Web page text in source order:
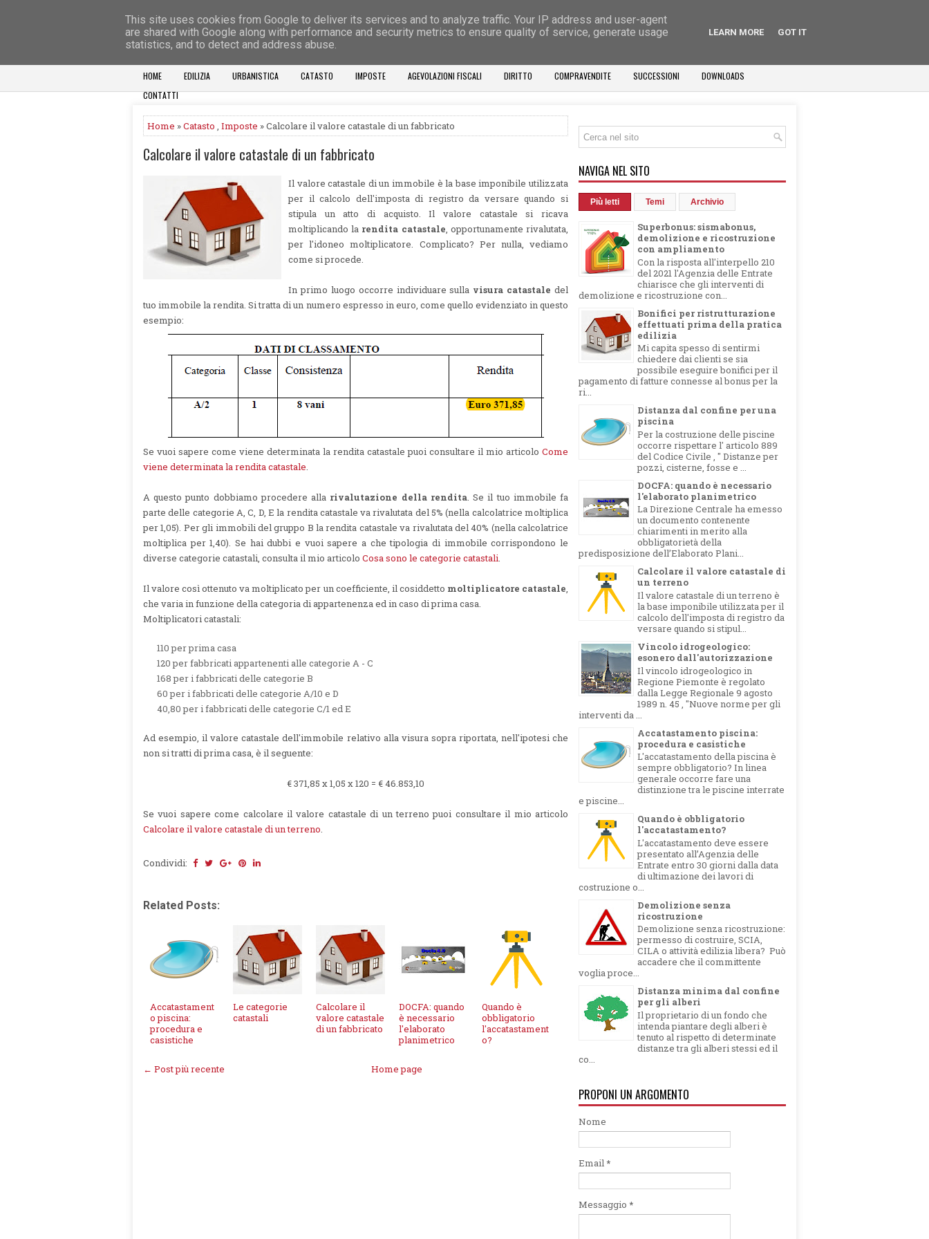
HOME EDILIZIA URBANISTICA CATASTO IMPOSTE AGEVOLAZIONI FISCALI DIRITTO COMPRAVENDITE SUCCESSIONI
DOWNLOADS
CONTATTI
Home »Catasto , Imposte » Calcolare il valore catastale di un fabbricato
Calcolare il valore catastale di un fabbricato
Il valore catastale di un immobile è la base imponibile utilizzata
per il calcolo dell'imposta di registro da versare quando si
stipula un atto di acquisto. Il valore catastale si ricava
moltiplicando la rendita catastale, opportunamente rivalutata,
per l'idoneo moltiplicatore. Complicato? Per nulla, vediamo
come si procede.
In primo luogo occorre individuare sulla visura catastale del
tuo immobile la rendita. Si tratta di un numero espresso in euro, come quello evidenziato in questo
esempio:
Se vuoi sapere come viene determinata la rendita catastale puoi consultare il mio articolo Come
viene determinata la rendita catastale.
A questo punto dobbiamo procedere alla rivalutazione della rendita. Se il tuo immobile fa
parte delle categorie A, C, D, E la rendita catastale va rivalutata del 5% (nella calcolatrice moltiplica
per 1,05). Per gli immobili del gruppo B la rendita catastale va rivalutata del 40% (nella calcolatrice
moltiplica per 1,40). Se hai dubbi e vuoi sapere a che tipologia di immobile corrispondono le
diverse categorie catastali, consulta il mio articolo Cosa sono le categorie catastali.
Il valore così ottenuto va moltiplicato per un coefficiente, il cosiddetto moltiplicatore catastale,
che varia in funzione della categoria di appartenenza ed in caso di prima casa.
Moltiplicatori catastali:
110 per prima casa
120 per fabbricati appartenenti alle categorie A - C
168 per i fabbricati delle categorie B
60 per i fabbricati delle categorie A/10 e D
40,80 per i fabbricati delle categorie C/1 ed E
Ad esempio, il valore catastale dell'immobile relativo alla visura sopra riportata, nell'ipotesi che
non si tratti di prima casa, è il seguente:
€ 371,85 x 1,05 x 120 = € 46.853,10
Se vuoi sapere come calcolare il valore catastale di un terreno puoi consultare il mio articolo
Calcolare il valore catastale di un terreno.
Condividi:
Related Posts:
Accatastament
o piscina:
procedura e
casistiche
Le categorie
catastali
Calcolare il
valore catastale
di un fabbricato
DOCFA: quando
è necessario
l'elaborato
planimetrico
Quando è
obbligatorio
l'accatastament
o?
← Post più recente Home page
NAVIGA NEL SITO
Più letti Temi Archivio
Superbonus: sismabonus,
demolizione e ricostruzione
con ampliamento
Con la risposta all'interpello 210
del 2021 l'Agenzia delle Entrate
chiarisce che gli interventi di
demolizione e ricostruzione con...
Bonifici per ristrutturazione
effettuati prima della pratica
edilizia
Mi capita spesso di sentirmi
chiedere dai clienti se sia
possibile eseguire bonifici per il
pagamento di fatture connesse al bonus per la
ri...
Distanza dal confine per una
piscina
Per la costruzione delle piscine
occorre rispettare l' articolo 889
del Codice Civile , " Distanze per
pozzi, cisterne, fosse e ...
DOCFA: quando è necessario
l'elaborato planimetrico
La Direzione Centrale ha emesso
un documento contenente
chiarimenti in merito alla
obbligatorietà della
predisposizione dell’Elaborato Plani...
Calcolare il valore catastale di
un terreno
Il valore catastale di un terreno è
la base imponibile utilizzata per il
calcolo dell'imposta di registro da
versare quando si stipul...
Vincolo idrogeologico:
esonero dall'autorizzazione
Il vincolo idrogeologico in
Regione Piemonte è regolato
dalla Legge Regionale 9 agosto
1989 n. 45 , "Nuove norme per gli
interventi da ...
Accatastamento piscina:
procedura e casistiche
L'accatastamento della piscina è
sempre obbligatorio? In linea
generale occorre fare una
distinzione tra le piscine interrate
e piscine...
Quando è obbligatorio
l'accatastamento?
L'accatastamento deve essere
presentato all’Agenzia delle
Entrate entro 30 giorni dalla data
di ultimazione dei lavori di
costruzione o...
Demolizione senza
ricostruzione
Demolizione senza ricostruzione:
permesso di costruire, SCIA,
CILA o attività edilizia libera? Può
accadere che il committente
voglia proce...
Distanza minima dal confine
per gli alberi
Il proprietario di un fondo che
intenda piantare degli alberi è
tenuto al rispetto di determinate
distanze tra gli alberi stessi ed il
co...
PROPONI UN ARGOMENTO
Nome
Email *
Messaggio *
This site uses cookies from Google to deliver its services and to analyze traffic. Your IP address and user-agent
are shared with Google along with performance and security metrics to ensure quality of service, generate usage
statistics, and to detect and address abuse.
LEARN MORE GOT IT